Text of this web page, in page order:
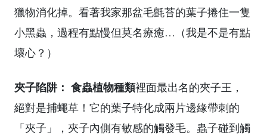
獵物消化掉。看著我家那盆毛氈苔的葉子捲住一隻
小黑蟲，過程有點慢但莫名療癒…（我是不是有點
壞心？）
夾子陷阱： 食蟲植物種類裡面最出名的夾子王，
絕對是捕蠅草！它的葉子特化成兩片邊緣帶刺的
「夾子」，夾子內側有敏感的觸發毛。蟲子碰到觸